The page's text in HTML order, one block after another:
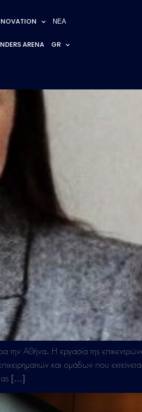
ΝΕΑ
ARENA GR
Αθήνα. Η εργασία της
και ομάδων που
[…]